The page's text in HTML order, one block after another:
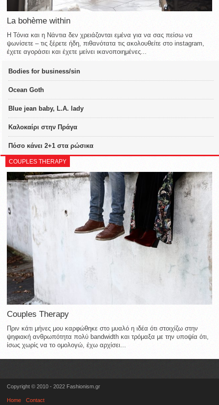
La bohème within
Η Τόνια και η Νάντια δεν χρειάζονται εμένα για να σας πείσω να
ψωνίσετε – τις ξέρετε ήδη, πιθανότατα τις ακολουθείτε στο instagram,
έχετε αγοράσει και έχετε μείνει ικανοποιημένες...
Bodies for business/sin
Ocean Goth
Blue jean baby, L.A. lady
Καλοκαίρι στην Πράγα
Πόσο κάνει 2+1 στα ρώσικα
COUPLES THERAPY
Couples Therapy
Πριν κάτι μήνες μου καρφώθηκε στο μυαλό η ιδέα ότι στοιχίζω στην
ψηφιακή ανθρωπότητα πολύ bandwidth και τρόμαξα με την υποψία ότι,
ίσως χωρίς να το ομολογώ, έχω αρχίσει...
Copyright © 2010 - 2022 Fashionism.gr
Home Contact